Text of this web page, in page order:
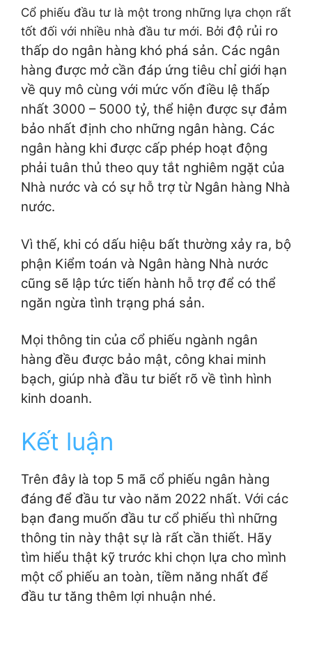
Cổ phiếu đầu tư là một trong những lựa chọn rất
tốt đối với nhiều nhà đầu tư mới. Bởi độ rủi ro
thấp do ngân hàng khó phá sản. Các ngân
hàng được mở cần đáp ứng tiêu chỉ giới hạn
về quy mô cùng với mức vốn điều lệ thấp
nhất 3000 – 5000 tỷ, thể hiện được sự đảm
bảo nhất định cho những ngân hàng. Các
ngân hàng khi được cấp phép hoạt động
phải tuân thủ theo quy tắt nghiêm ngặt của
Nhà nước và có sự hỗ trợ từ Ngân hàng Nhà
nước.
Vì thế, khi có dấu hiệu bất thường xảy ra, bộ
phận Kiểm toán và Ngân hàng Nhà nước
cũng sẽ lập tức tiến hành hỗ trợ để có thể
ngăn ngừa tình trạng phá sản.
Mọi thông tin của cổ phiếu ngành ngân
hàng đều được bảo mật, công khai minh
bạch, giúp nhà đầu tư biết rõ về tình hình
kinh doanh.
Kết luận
Trên đây là top 5 mã cổ phiếu ngân hàng
đáng để đầu tư vào năm 2022 nhất. Với các
bạn đang muốn đầu tư cổ phiếu thì những
thông tin này thật sự là rất cần thiết. Hãy
tìm hiểu thật kỹ trước khi chọn lựa cho mình
một cổ phiếu an toàn, tiềm năng nhất để
đầu tư tăng thêm lợi nhuận nhé.